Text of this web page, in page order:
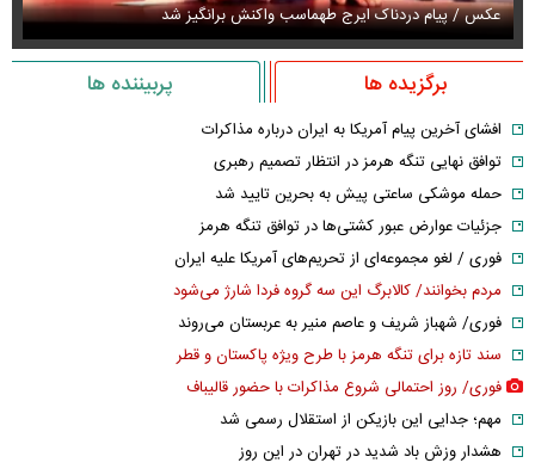
عکس / پیام دردناک ایرج طهماسب واکنش برانگیز شد
برگزیده ها پربیننده ها
افشای آخرین پیام آمریکا به ایران درباره مذاکرات
توافق نهایی تنگه هرمز در انتظار تصمیم رهبری
حمله موشکی ساعتی پیش به بحرین تایید شد
جزئیات عوارض عبور کشتی‌ها در توافق تنگه هرمز
فوری / لغو مجموعه‌ای از تحریم‌های آمریکا علیه ایران
مردم بخوانند/ کالابرگ این سه گروه فردا شارژ می‌شود
فوری/ شهباز شریف و عاصم منیر به عربستان می‌روند
سند تازه برای تنگه هرمز با طرح ویژه پاکستان و قطر
فوری/ روز احتمالی شروع مذاکرات با حضور قالیباف
مهم؛ جدایی این بازیکن از استقلال رسمی شد
هشدار وزش باد شدید در تهران در این روز